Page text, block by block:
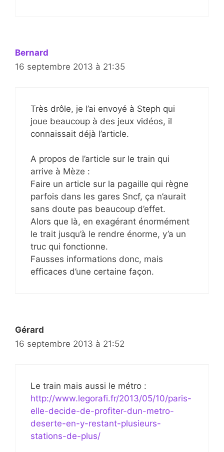
Bernard
16 septembre 2013 à 21:35
Très drôle, je l’ai envoyé à Steph qui
joue beaucoup à des jeux vidéos, il
connaissait déjà l’article.
A propos de l’article sur le train qui
arrive à Mèze :
Faire un article sur la pagaille qui règne
parfois dans les gares Sncf, ça n’aurait
sans doute pas beaucoup d’effet.
Alors que là, en exagérant énormément
le trait jusqu’à le rendre énorme, y’a un
truc qui fonctionne.
Fausses informations donc, mais
efficaces d’une certaine façon.
Gérard
16 septembre 2013 à 21:52
Le train mais aussi le métro :
http://www.legorafi.fr/2013/05/10/paris-
elle-decide-de-profiter-dun-metro-
deserte-en-y-restant-plusieurs-
stations-de-plus/